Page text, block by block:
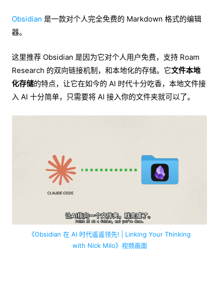
Obsidian 是一款对个人完全免费的 Markdown 格式的编辑
器。
这里推荐 Obsidian 是因为它对个人用户免费，支持 Roam
Research 的双向链接机制，和本地化的存储。它文件本地
化存储的特点，让它在如今的 AI 时代十分吃香，本地文件接
入 AI 十分简单，只需要将 AI 接入你的文件夹就可以了。
《Obsidian 在 AI 时代遥遥领先! | Linking Your Thinking
with Nick Milo》视频画面